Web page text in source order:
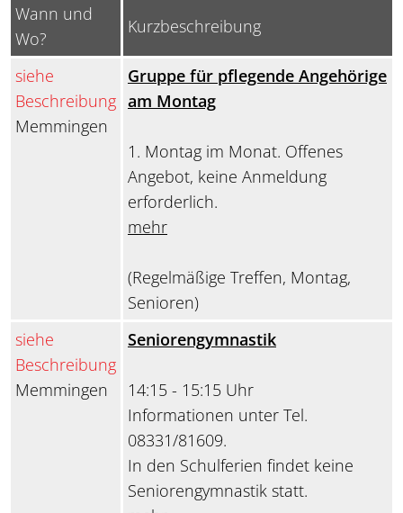
Wann und
Wo?
Kurzbeschreibung
siehe
Beschreibung
Memmingen
Gruppe für pflegende Angehörige
am Montag
1. Montag im Monat. Offenes
Angebot, keine Anmeldung
erforderlich.
mehr
(Regelmäßige Treffen, Montag,
Senioren)
siehe
Beschreibung
Memmingen
Seniorengymnastik
14:15 - 15:15 Uhr
Informationen unter Tel.
08331/81609.
In den Schulferien findet keine
Seniorengymnastik statt.